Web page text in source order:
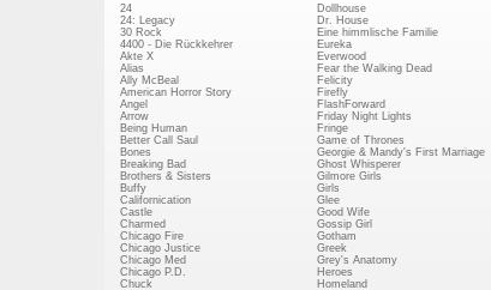
24
24: Legacy
30 Rock
4400 - Die Rückkehrer
Akte X
Alias
Ally McBeal
American Horror Story
Angel
Arrow
Being Human
Better Call Saul
Bones
Breaking Bad
Brothers & Sisters
Buffy
Californication
Castle
Charmed
Chicago Fire
Chicago Justice
Chicago Med
Chicago P.D.
Chuck
Dollhouse
Dr. House
Eine himmlische Familie
Eureka
Everwood
Fear the Walking Dead
Felicity
Firefly
FlashForward
Friday Night Lights
Fringe
Game of Thrones
Georgie & Mandy's First Marriage
Ghost Whisperer
Gilmore Girls
Girls
Glee
Good Wife
Gossip Girl
Gotham
Greek
Grey's Anatomy
Heroes
Homeland